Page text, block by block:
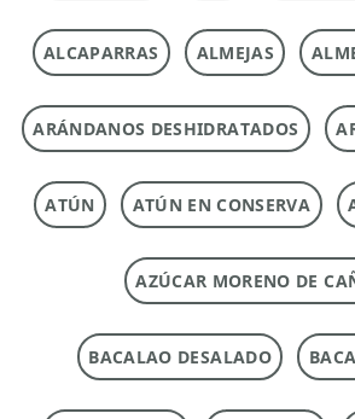
ALCAPARRAS ALMEJAS
ARÁNDANOS DESHIDRATADOS
ATÚN ATÚN EN CONSERVA
AZÚCAR MORENO DE
BACALAO DESALADO